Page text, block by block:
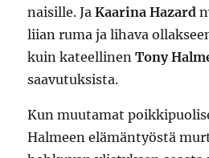
naisille. JaKaarina Hazard
liian ruma ja lihava
kuin kateellinenTony
saavutuksista.
Kun muutamat
Halmeen elämäntyöstä